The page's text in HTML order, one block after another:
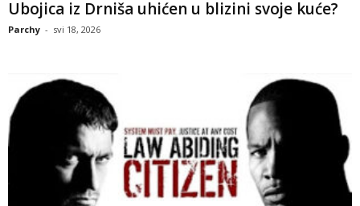
Ubojica iz Drniša uhićen u blizini svoje kuće?
Parchy - svi 18, 2026